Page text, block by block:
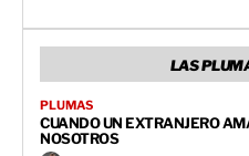
LAS
PLUMAS
CUANDO UN EXTRANJERO
NOSOTROS